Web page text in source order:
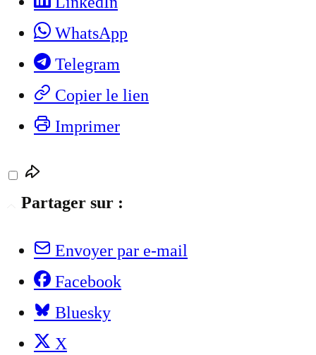
WhatsApp
Telegram
Copier le lien
Imprimer
Partager sur :
Envoyer par e-mail
Facebook
Bluesky
X